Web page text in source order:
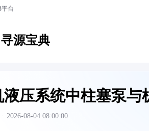
台
寻源宝典
压系统中柱塞泵与
· 2026-08-04 08:00:00